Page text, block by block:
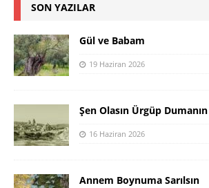
SON YAZILAR
Gül ve Babam
19 Haziran 2026
Şen Olasın Ürgüp
16 Haziran 2026
Annem Boynuma Sarılsın